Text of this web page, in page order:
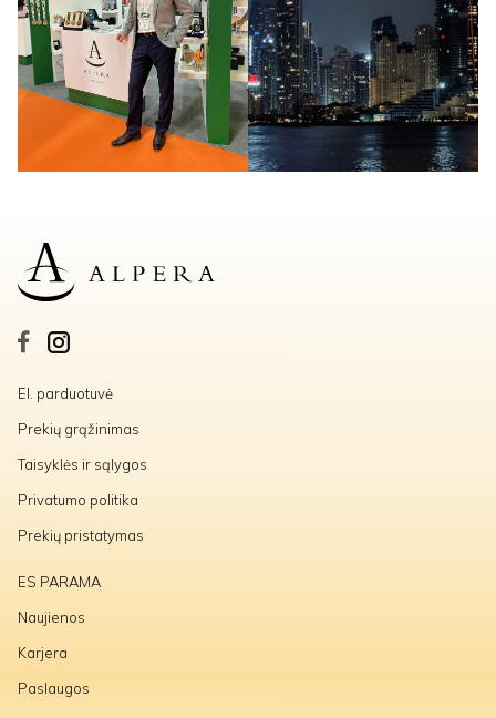
El. parduotuvė
Prekių grąžinimas
Taisyklės ir sąlygos
Privatumo politika
Prekių pristatymas
ES PARAMA
Naujienos
Karjera
Paslaugos